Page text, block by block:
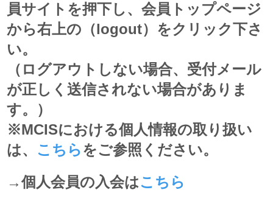
員サイトを押下し、会員トップページ
から右上の（logout）をクリック下さ
い。
（ログアウトしない場合、受付メール
が正しく送信されない場合がありま
す。）
※MCISにおける個人情報の取り扱い
は、 こちらをご参照ください。
→個人会員の入会はこちら